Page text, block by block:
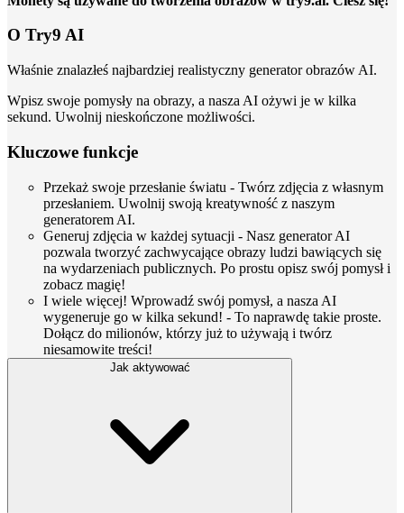
O Try9 AI
Właśnie znalazłeś najbardziej realistyczny generator obrazów AI.
Wpisz swoje pomysły na obrazy, a nasza AI ożywi je w kilka
sekund. Uwolnij nieskończone możliwości.
Kluczowe funkcje
Przekaż swoje przesłanie światu - Twórz zdjęcia z własnym
przesłaniem. Uwolnij swoją kreatywność z naszym
generatorem AI.
Generuj zdjęcia w każdej sytuacji - Nasz generator AI
pozwala tworzyć zachwycające obrazy ludzi bawiących się
na wydarzeniach publicznych. Po prostu opisz swój pomysł i
zobacz magię!
I wiele więcej! Wprowadź swój pomysł, a nasza AI
wygeneruje go w kilka sekund! - To naprawdę takie proste.
Dołącz do milionów, którzy już to używają i twórz
niesamowite treści!
Jak aktywować